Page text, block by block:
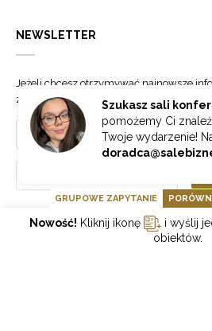
Szukasz sali
pomożemy Ci
Twoje wydarzenie!
NEWSLETTER
Jeżeli chcesz otrzymywać najnowsze
zapisz się do naszego newslettera.
GOONLINE.PL SPÓŁKA Z OGRANICZONĄ
GRUPOWE ZAPYTANIE
Nowość! Kliknij ikonę
i wyślij
obiektów.